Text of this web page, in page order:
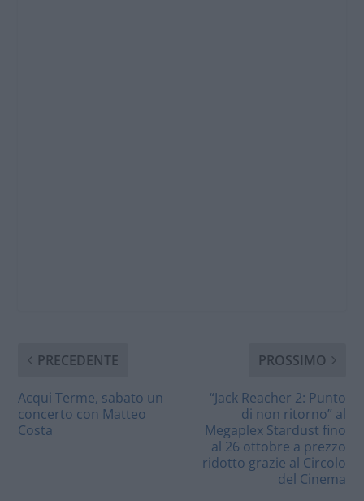
PRECEDENTE
Acqui Terme, sabato un
concerto con Matteo
Costa
PROSSIMO
“Jack Reacher 2: Punto
di non ritorno” al
Megaplex Stardust fino
al 26 ottobre a prezzo
ridotto grazie al Circolo
del Cinema